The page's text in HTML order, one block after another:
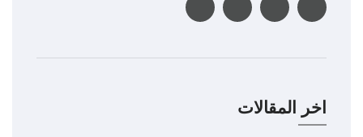
اخر المقالات